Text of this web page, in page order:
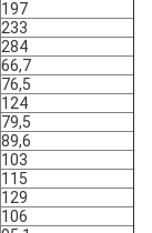
197
233
284
66,7
76,5
124
79,5
89,6
103
115
129
106